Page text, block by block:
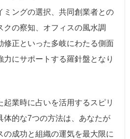
ミングの選択、共同創業者との
クの察知、オフィスの風水調
修正といった多岐にわたる側面
力にサポートする羅針盤となり
起業時に占いを活用するスピリ
体的な7つの方法は、あなたが
の成功と組織の運気を最大限に